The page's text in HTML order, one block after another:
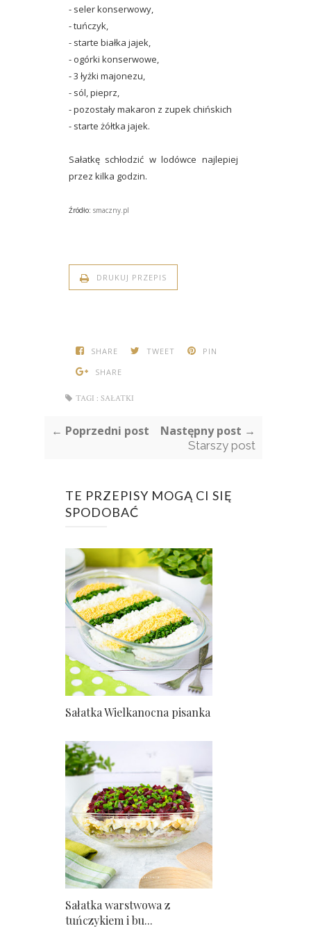
- seler konserwowy,
- tuńczyk,
- starte białka jajek,
- ogórki konserwowe,
- 3 łyżki majonezu,
- sól, pieprz,
- pozostały makaron z zupek chińskich
- starte żółtka jajek.
Sałatkę schłodzić w lodówce najlepiej
przez kilka godzin.
Źródło: smaczny.pl
DRUKUJ PRZEPIS
SHARE TWEET
PIN
SHARE
TAGI : SAŁATKI
← Poprzedni post Następny post →
Starszy post
TE PRZEPISY MOGĄ CI SIĘ
SPODOBAĆ
Sałatka Wielkanocna pisanka
Sałatka warstwowa z
tuńczykiem i bu...